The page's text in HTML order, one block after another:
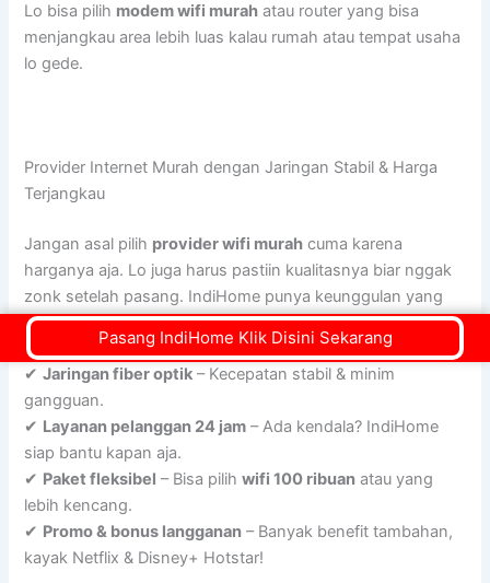
Lo bisa pilih modem wifi murah atau router yang bisa
menjangkau area lebih luas kalau rumah atau tempat usaha
lo gede.
Provider Internet Murah dengan Jaringan Stabil & Harga
Terjangkau
Jangan asal pilih provider wifi murah cuma karena
harganya aja. Lo juga harus pastiin kualitasnya biar nggak
zonk setelah pasang. IndiHome punya keunggulan yang
bikin lo nggak perlu khawatir:
✔Jaringan fiber optik – Kecepatan stabil & minim
gangguan.
✔ Layanan pelanggan 24 jam – Ada kendala? IndiHome
siap bantu kapan aja.
✔ Paket fleksibel – Bisa pilihwifi 100 ribuan atau yang
lebih kencang.
✔ Promo & bonus langganan – Banyak benefit tambahan,
kayak Netflix & Disney+ Hotstar!
Pasang IndiHome Klik Disini Sekarang